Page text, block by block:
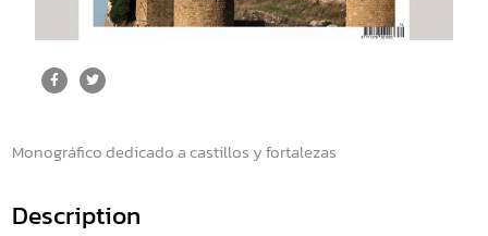
Monográfico dedicado a castillos y fortalezas
Description